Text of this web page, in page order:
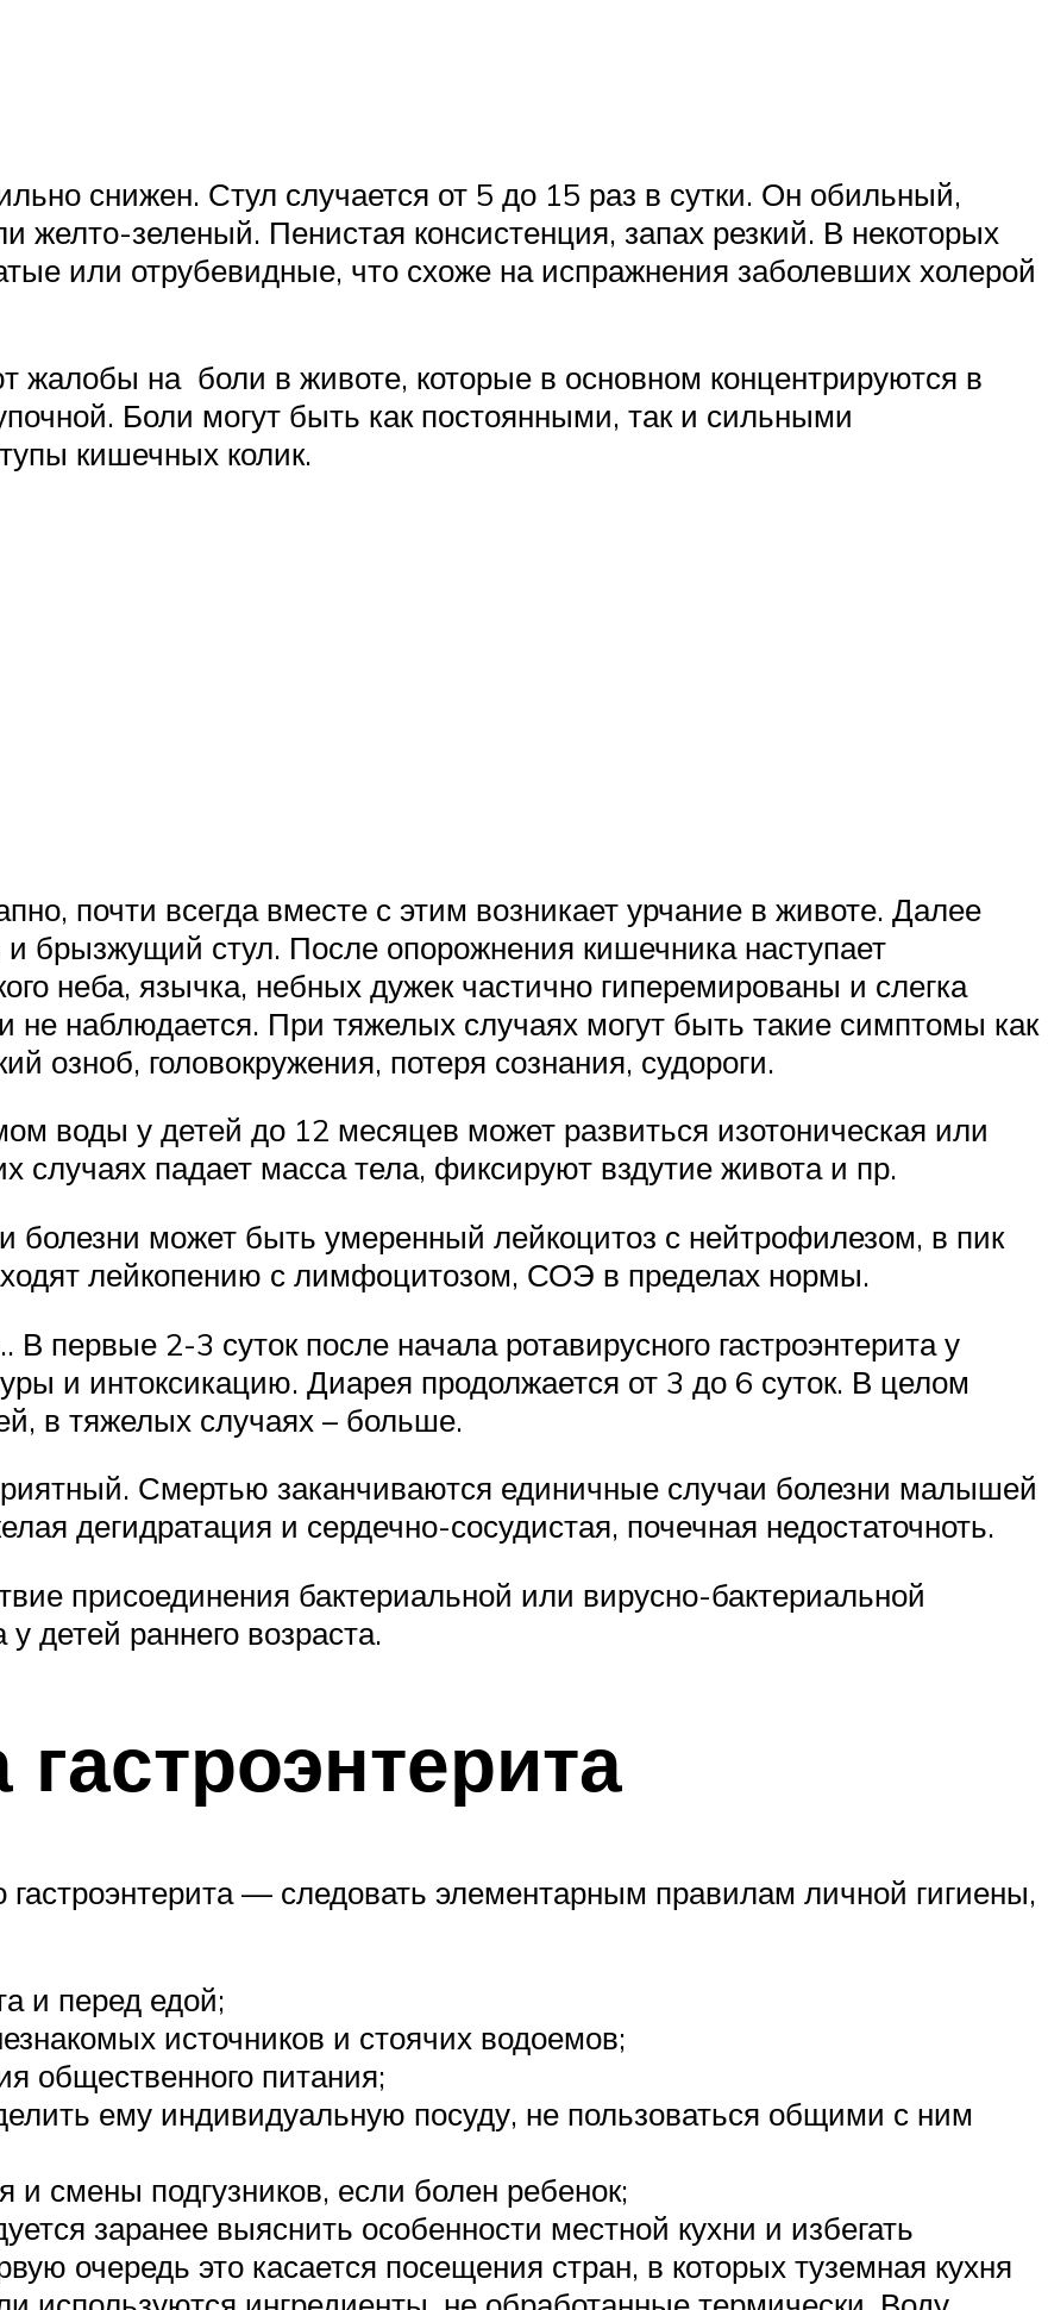
снижен. Стул случается от 5 до 15 раз в сутки. Он обильный,
желто-зеленый. Пенистая консистенция, запах резкий. В некоторых
или отрубевидные, что схоже на испражнения заболевших холерой
жалобы на боли в животе, которые в основном концентрируются в
Боли могут быть как постоянными, так и сильными
кишечных колик.
почти всегда вместе с этим возникает урчание в животе. Далее
и брызжущий стул. После опорожнения кишечника наступает
неба, язычка, небных дужек частично гиперемированы и слегка
не наблюдается. При тяжелых случаях могут быть такие симптомы как
озноб, головокружения, потеря сознания, судороги.
воды у детей до 12 месяцев может развиться изотоническая или
случаях падает масса тела, фиксируют вздутие живота и пр.
болезни может быть умеренный лейкоцитоз с нейтрофилезом, в пик
лейкопению с лимфоцитозом, СОЭ в пределах нормы.
В первые 2-3 суток после начала ротавирусного гастроэнтерита у
и интоксикацию. Диарея продолжается от 3 до 6 суток. В целом
в тяжелых случаях – больше.
Смертью заканчиваются единичные случаи болезни малышей
дегидратация и сердечно-сосудистая, почечная недостаточноть.
присоединения бактериальной или вирусно-бактериальной
детей раннего возраста.
— следовать элементарным правилам личной гигиены,
и перед едой;
источников и стоячих водоемов;
общественного питания;
ему индивидуальную посуду, не пользоваться общими с ним
смены подгузников, если болен ребенок;
заранее выяснить особенности местной кухни и избегать
очередь это касается посещения стран, в которых туземная кухня